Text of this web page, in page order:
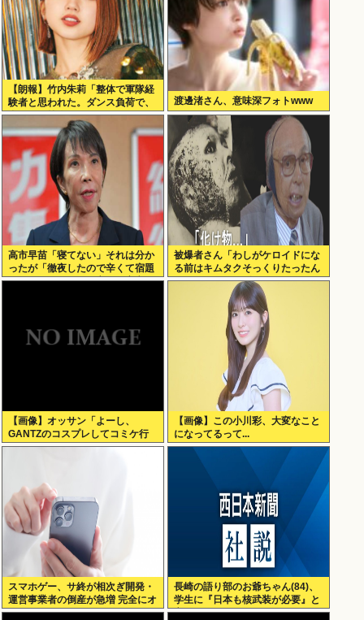
【朗報】竹内朱莉「整体で軍隊経
験者と思われた。ダンス負荷で、
私の骨と筋肉はもうグチャグチャ
になってい
渡邊渚さん、意味深フォトwww
高市早苗「寝てない」それは分か
ったが「徹夜したので辛くて宿題
やってません」って言う奴高市早
被爆者さん「わしがケロイドにな
る前はキムタクそっくりたったん
じゃ」ハードなギャグをかます
【画像】オッサン「よーし、
GANTZのコスプレしてコミケ行
くかー」
【画像】この小川彩、大変なこと
になってるって...
スマホゲー、サ終が相次ぎ開発・
運営事業者の倒産が急増 完全にオ
ワコンか
長崎の語り部のお爺ちゃん(84)、
学生に『日本も核武装が必要』と
言われびっくり